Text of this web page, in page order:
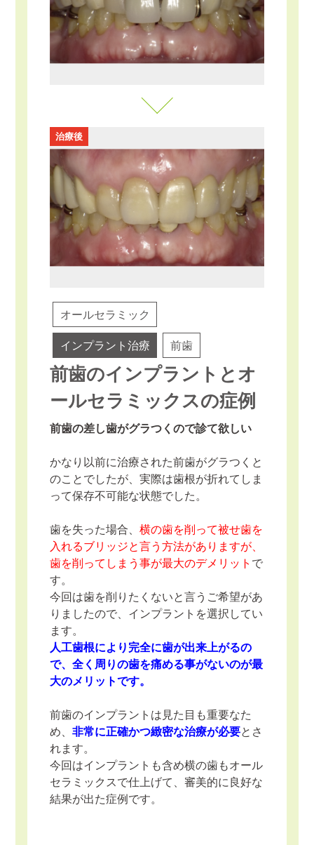
治療後
オールセラミック
インプラント治療 前歯
前歯のインプラントとオ
ールセラミックスの症例
前歯の差し歯がグラつくので診て欲しい
かなり以前に治療された前歯がグラつくと
のことでしたが、実際は歯根が折れてしま
って保存不可能な状態でした。
歯を失った場合、横の歯を削って被せ歯を
入れるブリッジと言う方法がありますが、
歯を削ってしまう事が最大のデメリット で
す。
今回は歯を削りたくないと言うご希望があ
りましたので、インプラントを選択してい
ます。
人工歯根により完全に歯が出来上がるの
で、全く周りの歯を痛める事がないのが最
大のメリットです。
前歯のインプラントは見た目も重要なた
め、非常に正確かつ緻密な治療が必要とさ
れます。
今回はインプラントも含め横の歯もオール
セラミックスで仕上げて、審美的に良好な
結果が出た症例です。